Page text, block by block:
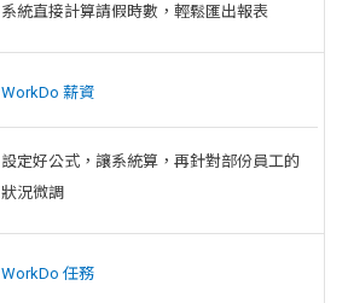
系統直接計算請假時數，輕鬆匯出報表
WorkDo 薪資
設定好公式，讓系統算，再針對部份員工的
狀況微調
WorkDo 任務